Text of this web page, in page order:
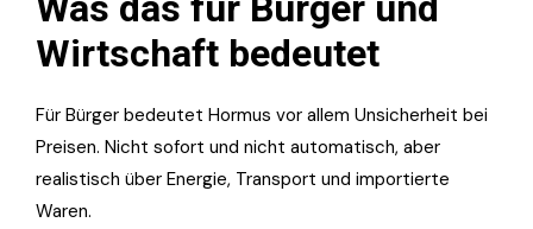
Wirtschaft bedeutet
Für Bürger bedeutet Hormus vor allem Unsicherheit bei
Preisen. Nicht sofort und nicht automatisch, aber
realistisch über Energie, Transport und importierte
Waren.